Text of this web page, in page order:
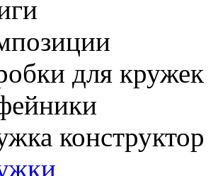
для кружек
конструктор